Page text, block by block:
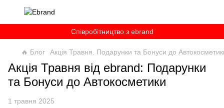
Співробітництво з ebrand
🔥 Блог Акція Травня. Подарунки та Бонуси до
Акція Травня від ebrand: Подарунки
та Бонуси до Автокосметики
1 травня 2025